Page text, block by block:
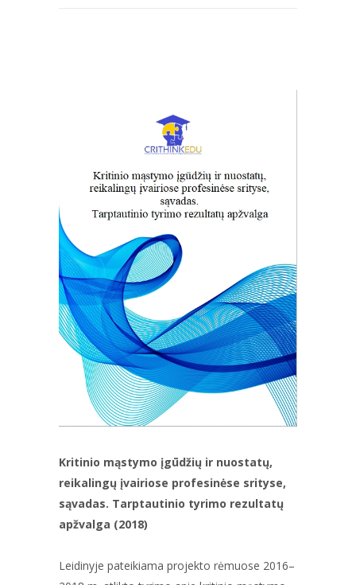
Kritinio mąstymo įgūdžių ir nuostatų,
reikalingų įvairiose profesinėse srityse,
sąvadas. Tarptautinio tyrimo rezultatų
apžvalga (2018)
Leidinyje pateikiama projekto rėmuose 2016–